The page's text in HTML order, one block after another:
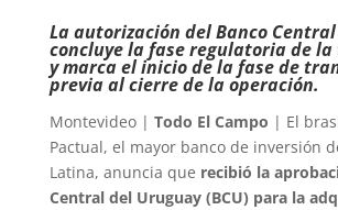
La autorización del Banco
concluye la fase regulatoria de
y marca el inicio de la fase de
previa al cierre de la operación.
Montevideo | Todo El Campo | El
Pactual, el mayor banco de inversión
Latina, anuncia que recibió la
Central del Uruguay (BCU) para la